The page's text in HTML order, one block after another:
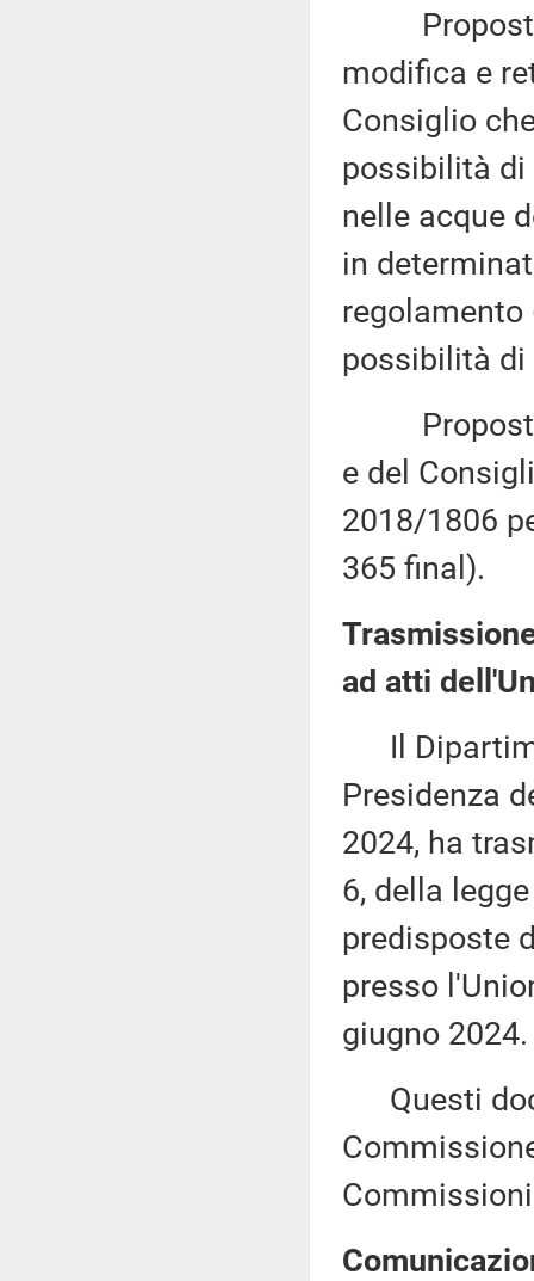
Proposta
modifica e
Consiglio
possibilità
nelle acque
in
regolamento
possibilità di
Proposta
e del
2018/1806
365 final).
ad atti
Il
Presidenza
2024, ha
6, della
predisposte
presso
giugno 2024.
Questi